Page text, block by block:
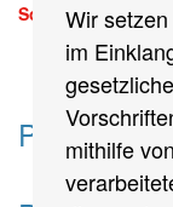
Wir
im
mithilfe
Sonntag, 13.
Partner des